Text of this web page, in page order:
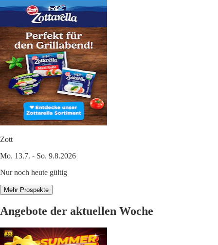
Zott
Mo. 13.7. - So. 9.8.2026
Nur noch heute gültig
Mehr Prospekte
Angebote der aktuellen Woche